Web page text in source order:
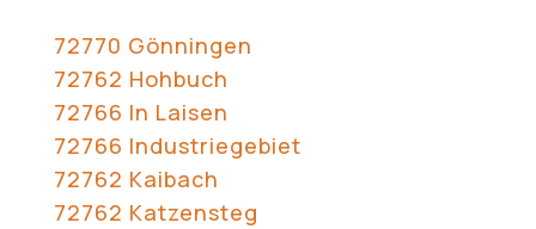
72770 Gönningen
72762 Hohbuch
72766 In Laisen
72766 Industriegebiet
72762 Kaibach
72762 Katzensteg